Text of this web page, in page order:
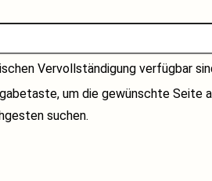
Vervollständigung verfügbar
um die gewünschte Seite
suchen.